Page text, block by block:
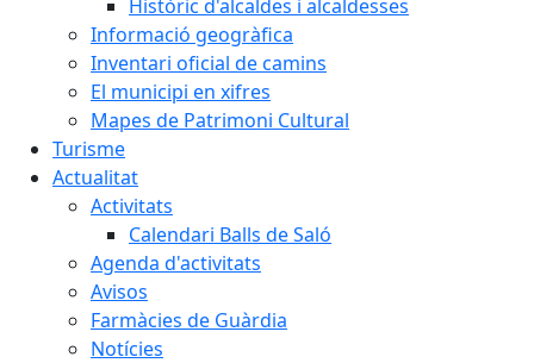
Històric d'alcaldes i alcaldesses
Informació geogràfica
Inventari oficial de camins
El municipi en xifres
Mapes de Patrimoni Cultural
Turisme
Actualitat
Activitats
Calendari Balls de Saló
Agenda d'activitats
Avisos
Farmàcies de Guàrdia
Notícies